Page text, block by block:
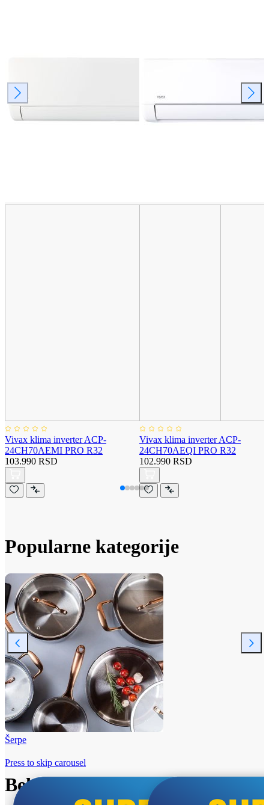
Vivax klima inverter ACP-
24CH70AEMI PRO R32
103.990 RSD
Vivax klima inverter ACP-
24CH70AEQI PRO R32
102.990 RSD
Popularne kategorije
Šerpe
Beko i Tesla super cene
Press to skip carousel